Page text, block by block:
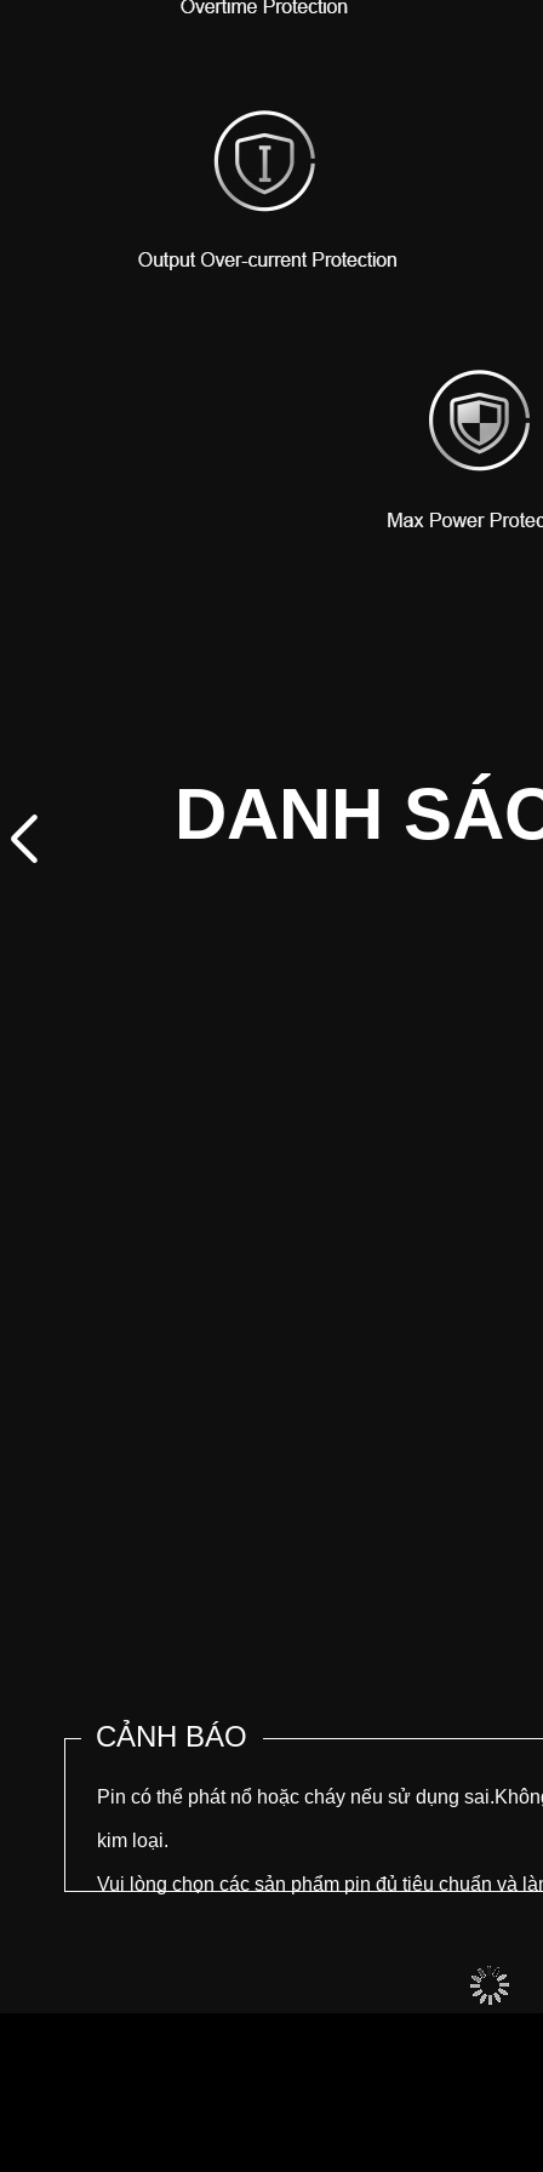
DANH
CẢNH BÁO
Pin có thể phát nổ hoặc cháy nếu sử dụng
kim loại.
Vui lòng chọn các sản phẩm pin đủ tiêu chuẩn và